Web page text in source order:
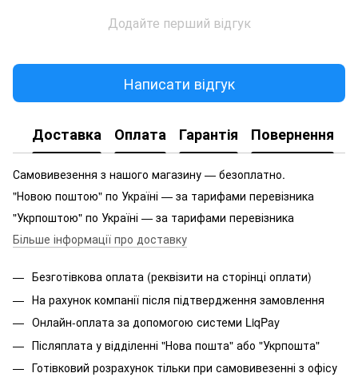
Додайте перший відгук
Написати відгук
Доставка Оплата Гарантія Повернення
Самовивезення з нашого магазину — безоплатно.
"Новою поштою" по Україні — за тарифами перевізника
"Укрпоштою" по Україні — за тарифами перевізника
Більше інформації про доставку
Безготівкова оплата (реквізити на сторінці оплати)
На рахунок компанії після підтвердження замовлення
Онлайн-оплата за допомогою системи LiqPay
Післяплата у відділенні "Нова пошта" або "Укрпошта"
Готівковий розрахунок тільки при самовивезенні з офісу